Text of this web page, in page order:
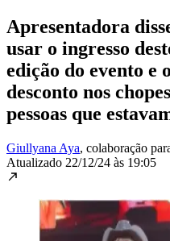
Apresentadora
usar o ingresso
edição do evento e
desconto nos
pessoas que
Giullyana Aya, colaboração
Atualizado 22/12/24 às 19:05